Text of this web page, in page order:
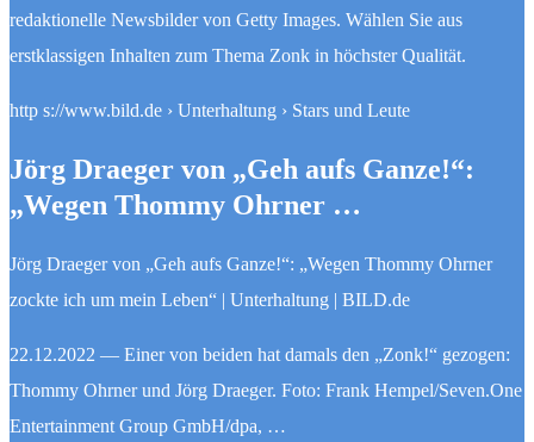
redaktionelle Newsbilder von Getty Images. Wählen Sie aus
erstklassigen Inhalten zum Thema Zonk in höchster Qualität.
http s://www.bild.de › Unterhaltung › Stars und Leute
Jörg Draeger von „Geh aufs Ganze!“:
„Wegen Thommy Ohrner …
Jörg Draeger von „Geh aufs Ganze!“: „Wegen Thommy Ohrner
zockte ich um mein Leben“ | Unterhaltung | BILD.de
22.12.2022 — Einer von beiden hat damals den „Zonk!“ gezogen:
Thommy Ohrner und Jörg Draeger. Foto: Frank Hempel/Seven.One
Entertainment Group GmbH/dpa, …